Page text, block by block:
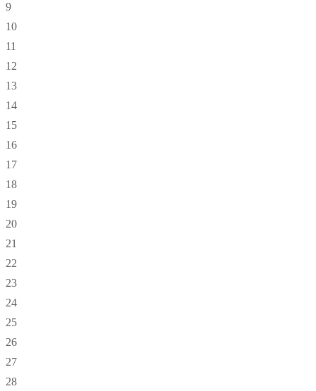
9
10
11
12
13
14
15
16
17
18
19
20
21
22
23
24
25
26
27
28